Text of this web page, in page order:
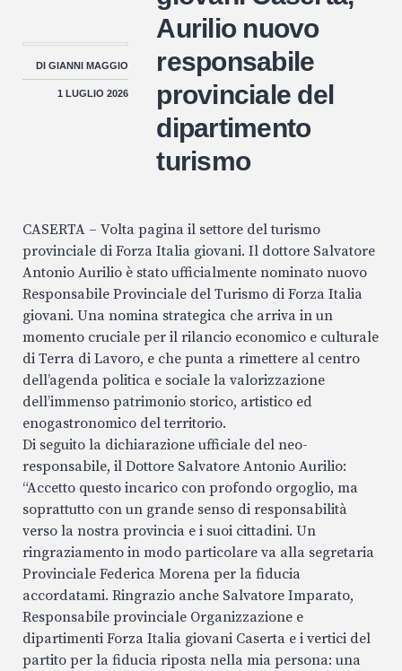
DIGIANNI MAGGIO
1 LUGLIO 2026
Aurilio nuovo
responsabile
provinciale del
dipartimento
turismo
CASERTA – Volta pagina il settore del turismo
provinciale di Forza Italia giovani. Il dottore Salvatore
Antonio Aurilio è stato ufficialmente nominato nuovo
Responsabile Provinciale del Turismo di Forza Italia
giovani. Una nomina strategica che arriva in un
momento cruciale per il rilancio economico e culturale
di Terra di Lavoro, e che punta a rimettere al centro
dell’agenda politica e sociale la valorizzazione
dell’immenso patrimonio storico, artistico ed
enogastronomico del territorio.
Di seguito la dichiarazione ufficiale del neo-
responsabile, il Dottore Salvatore Antonio Aurilio:
“Accetto questo incarico con profondo orgoglio, ma
soprattutto con un grande senso di responsabilità
verso la nostra provincia e i suoi cittadini. Un
ringraziamento in modo particolare va alla segretaria
Provinciale Federica Morena per la fiducia
accordatami. Ringrazio anche Salvatore Imparato,
Responsabile provinciale Organizzazione e
dipartimenti Forza Italia giovani Caserta e i vertici del
partito per la fiducia riposta nella mia persona: una